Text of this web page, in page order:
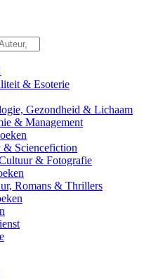
& Esoterie
Gezondheid & Lichaam
& Management
& Sciencefiction
& Fotografie
Romans & Thrillers